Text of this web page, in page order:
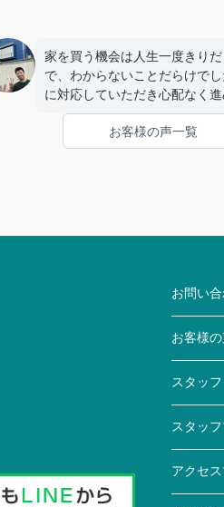
家を買う機会は人生一度きり
で、わからないことだらけで
に対応していただき心配なく進
できました。
お客様の声一覧
お問い
お客様
スタッフ
スタッ
アクセ